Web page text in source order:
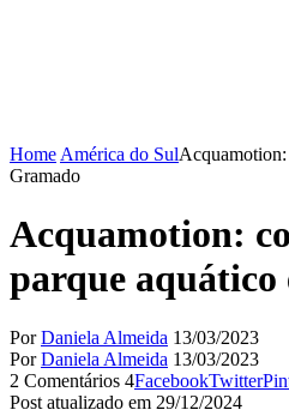
Home América do SulAcquamotion:
Gramado
Acquamotion:
parque aquático
PorDaniela Almeida 13/03/2023
PorDaniela Almeida 13/03/2023
2 Comentários 4FacebookTwitter
Post atualizado em 29/12/2024